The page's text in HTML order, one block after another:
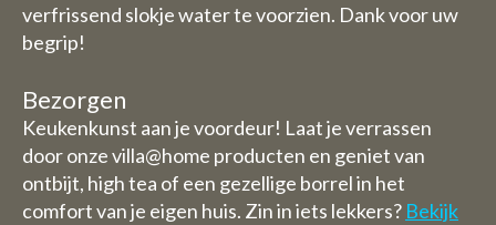
verfrissend slokje water te voorzien. Dank voor uw
begrip!
Bezorgen
Keukenkunst aan je voordeur! Laat je verrassen
door onze villa@home producten en geniet van
ontbijt, high tea of een gezellige borrel in het
comfort van je eigen huis. Zin in iets lekkers? Bekijk